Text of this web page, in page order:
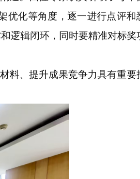
优化等角度，逐一进行点评和
逻辑闭环，同时要精准对标奖
料、提升成果竞争力具有重要